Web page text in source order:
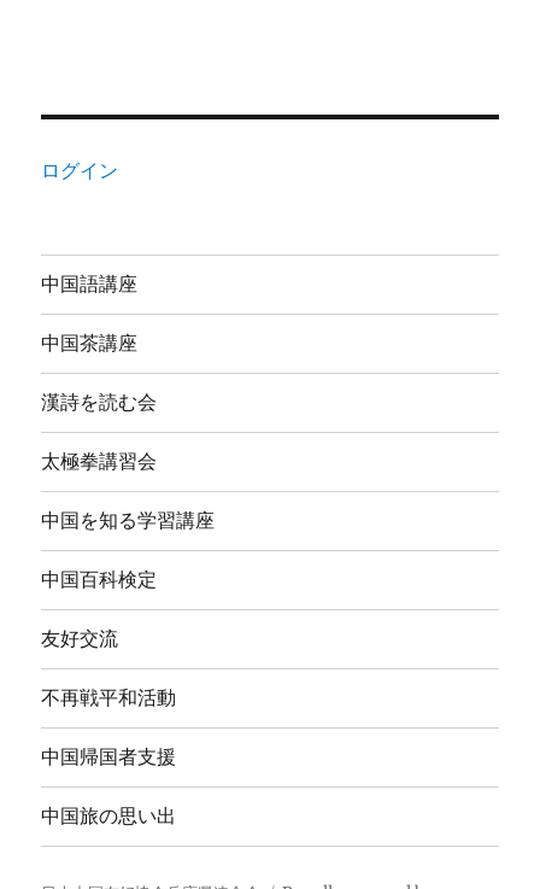
ログイン
中国語講座
中国茶講座
漢詩を読む会
太極拳講習会
中国を知る学習講座
中国百科検定
友好交流
不再戦平和活動
中国帰国者支援
中国旅の思い出